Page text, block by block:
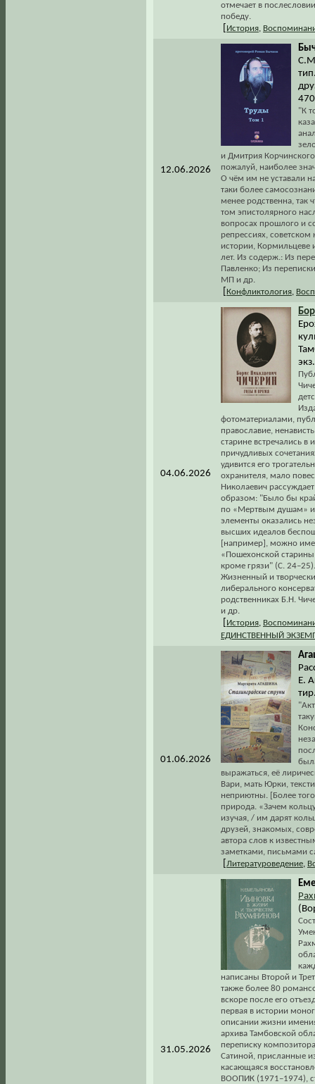
отмечает в
победу.
История
12.06.2026
"К
и Дмитрия
пожалуй, наиболее
О чём им не уставали
таки более
менее родственна,
том эпистолярного
вопросах прошлого и
репрессиях,
истории, Кормильцеве
лет. Из содерж.: Из
Павленко; Из
МП и др.
Конфликтология
04.06.2026
фотоматериалами,
православие,
старине встречались
причудливых
удивится его
охранителя, мало
Николаевич
образом: "Было бы
по «Мертвым душам» и
элементы оказались
высших идеалов
[например], можно
«Пошехонской
кроме грязи" (С.
Жизненный и
либерального
родственниках Б.Н.
и др.
История
ЕДИНСТВЕННЫЙ
01.06.2026
Е.
выражаться, её
Вари, мать Юрки,
неприютны. [Более
природа. «Зачем
изучая, / им дарят
друзей, знакомых,
автора слов к
заметками, письмами
Литературоведение
31.05.2026
написаны Второй и
также более 80
вскоре после его
первая в истории
описании жизни
архива Тамбовской
переписку
Сатиной, присланные
касающаяся
ВООПИК (1971–1974),